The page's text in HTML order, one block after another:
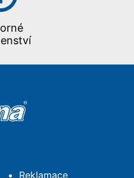
Reklamace